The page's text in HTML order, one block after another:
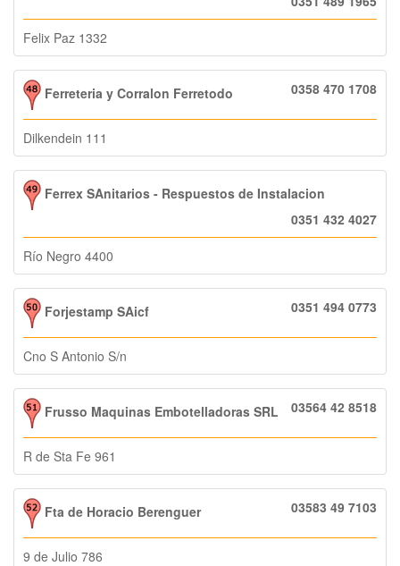
Felix Paz 1332
Ferreteria y Corralon Ferretodo 0358 470 1708
Dilkendein 111
Ferrex SAnitarios - Respuestos de Instalacion
0351 432 4027
Río Negro 4400
Forjestamp SAicf 0351 494 0773
Cno S Antonio S/n
Frusso Maquinas Embotelladoras SRL 03564 42 8518
R de Sta Fe 961
Fta de Horacio Berenguer 03583 49 7103
9 de Julio 786